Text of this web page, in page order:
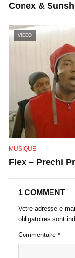
Conex &
VIDEO
MUSIQUE
Flex – Prechi
1 COMMENT
Votre adresse e-
obligatoires sont
Commentaire *